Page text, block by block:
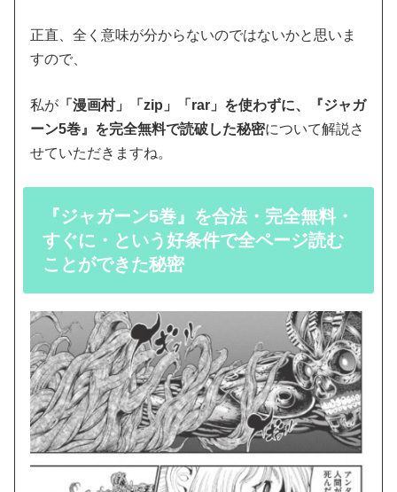
正直、全く意味が分からないのではないかと思いま
すので、
私が 「漫画村」「zip」「rar」を使わずに、『ジャガ
ーン5巻』を完全無料で読破した秘密について解説さ
せていただきますね。
『ジャガーン5巻』を合法・完全無料・
すぐに・という好条件で全ページ読む
ことができた秘密